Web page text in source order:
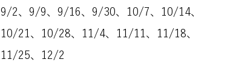
9/2、9/9、9/16、9/30、10/7、10/14、
10/21、10/28、11/4、11/11、11/18、
11/25、12/2